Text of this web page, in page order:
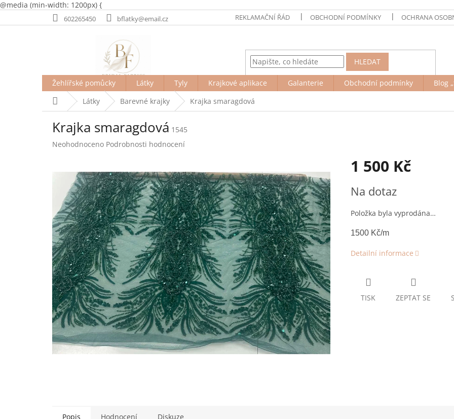
@media (min-width: 1200px) {
na
602265450 bflatky@email.cz REKLAMAČNÍ ŘÁD OBCHODNÍ PODMÍNKY OCHRANA
HLEDAT
Žehlířské pomůcky Látky Tyly Krajkové aplikace Galanterie Obchodní podmínky Blog
Domů Látky Barevné krajky Krajka smaragdová
Krajka smaragdová 1545
Průměrné
hvězdiček.
Neohodnoceno Podrobnosti hodnocení
1 500 Kč
cena:
Na dotaz
Položka byla vyprodána…
1500 Kč/m
Detailní informace
TISK ZEPTAT SE
Popis Hodnocení Diskuze